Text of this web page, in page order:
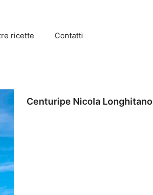
ricette Contatti
Centuripe Nicola Longhitano